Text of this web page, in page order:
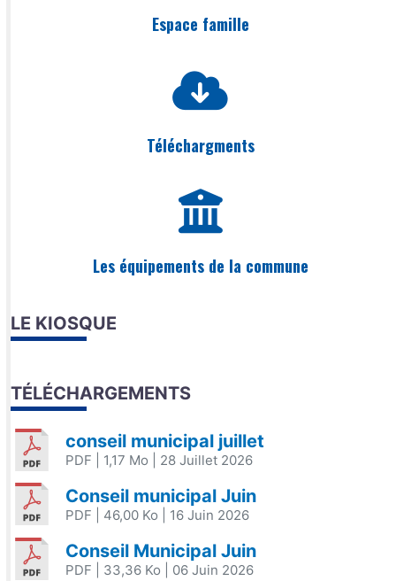
Espace famille
Téléchargments
Les équipements de la commune
LE KIOSQUE
TÉLÉCHARGEMENTS
conseil municipal juillet
PDF | 1,17 Mo | 28 Juillet 2026
Conseil municipal Juin
PDF | 46,00 Ko | 16 Juin 2026
Conseil Municipal Juin
PDF | 33,36 Ko | 06 Juin 2026